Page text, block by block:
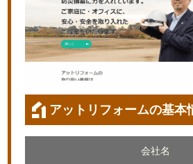
アットリフォームの基本
会社名